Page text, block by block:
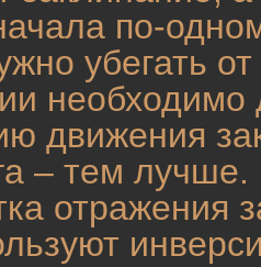
по-
убегать
необходимо
движения
– тем лучше.
отражения